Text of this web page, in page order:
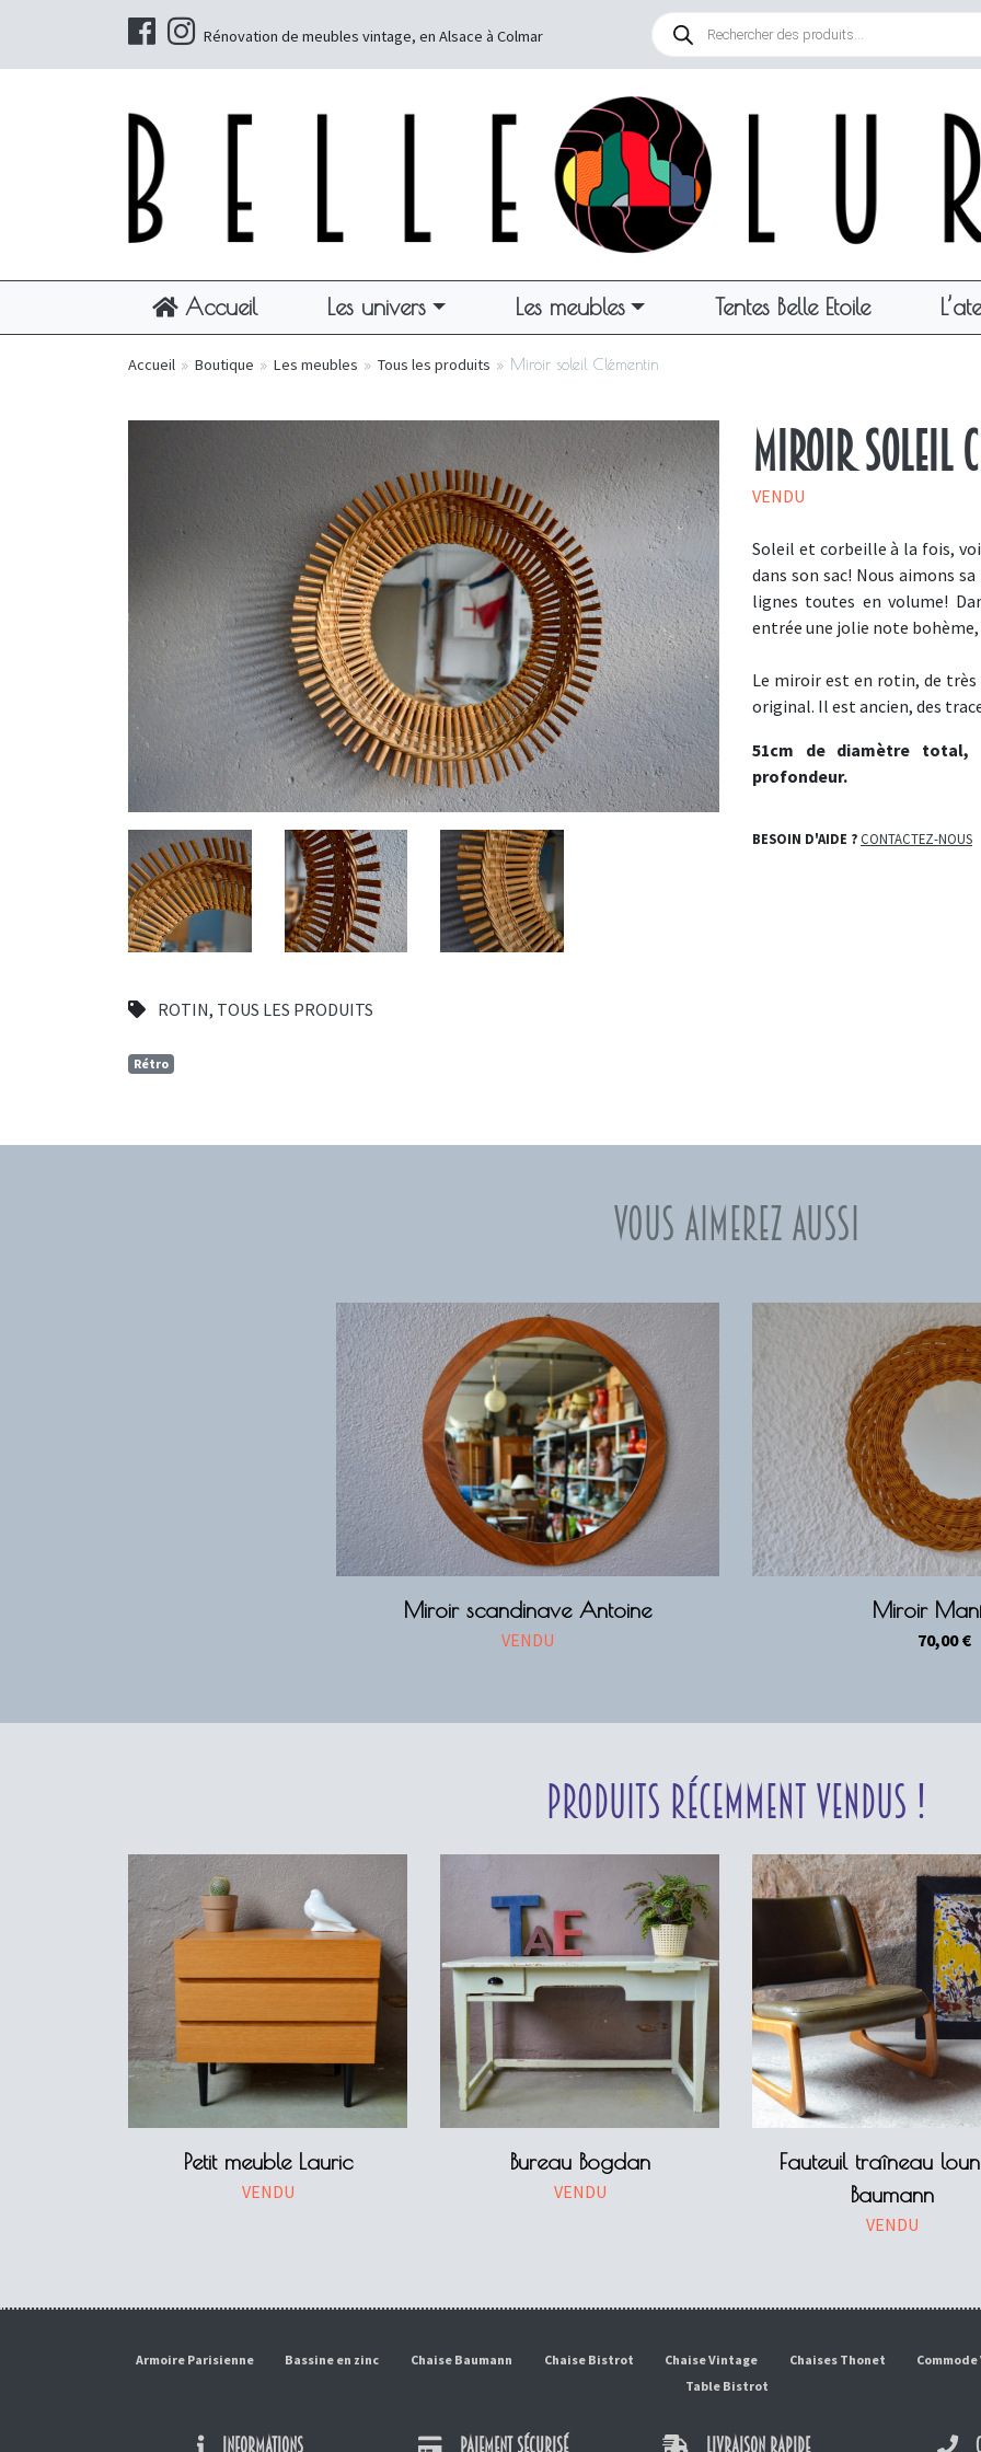
Rénovation de meubles vintage, en Alsace à Colmar
Recherche
produits
Accueil Les univers Les meubles Tentes Belle Etoile
Accueil » Boutique » Les meubles » Tous les produits » Miroir soleil Clémentin
ROTIN, TOUS LES PRODUITS
Rétro
Miroir soleil
VENDU
Soleil et corbeille à la fois,
dans son sac! Nous aimons
lignes toutes en volume!
entrée une jolie note
Le miroir est en rotin, de
original. Il est ancien, des
51cm de diamètre total,
profondeur.
BESOIN D'AIDE ?CONTACTEZ-NOUS
Vous aimerez aussi
Miroir scandinave Antoine
VENDU
Miroir
70,00€
Produits récemment vendus !
Petit meuble Lauric
VENDU
Bureau Bogdan
VENDU
Fauteuil traîneau
Baumann
VENDU
Armoire Parisienne Bassine en zinc Chaise Baumann Chaise Bistrot Chaise Vintage Chaises Thonet
Table Bistrot
INFORMATIONS PAIEMENT SÉCURISÉ LIVRAISON RAPIDE